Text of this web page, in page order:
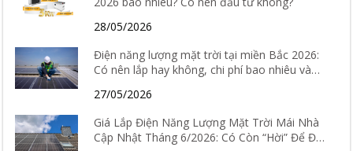
28/05/2026
Điện năng lượng mặt trời tại miền Bắc 2026:
Có nên lắp hay không, chi phí bao nhiêu và
27/05/2026
Giá Lắp Điện Năng Lượng Mặt Trời Mái Nhà
Cập Nhật Tháng 6/2026: Có Còn “Hời” Để Đầu